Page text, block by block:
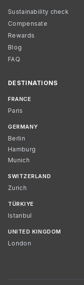
Sustainability check
Compensate
Rewards
Blog
FAQ
DESTINATIONS
FRANCE
Paris
GERMANY
Berlin
Hamburg
Munich
SWITZERLAND
Zurich
TÜRKIYE
Istanbul
UNITED KINGDOM
London